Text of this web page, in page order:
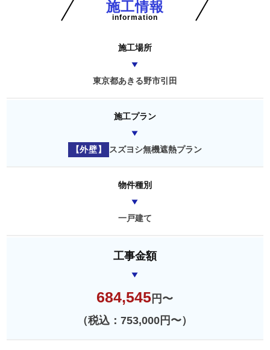
施工情報
information
施工場所
東京都あきる野市引田
施工プラン
【外壁】 スズヨシ無機遮熱プラン
物件種別
一戸建て
工事金額
684,545 円〜
（税込：753,000円〜）